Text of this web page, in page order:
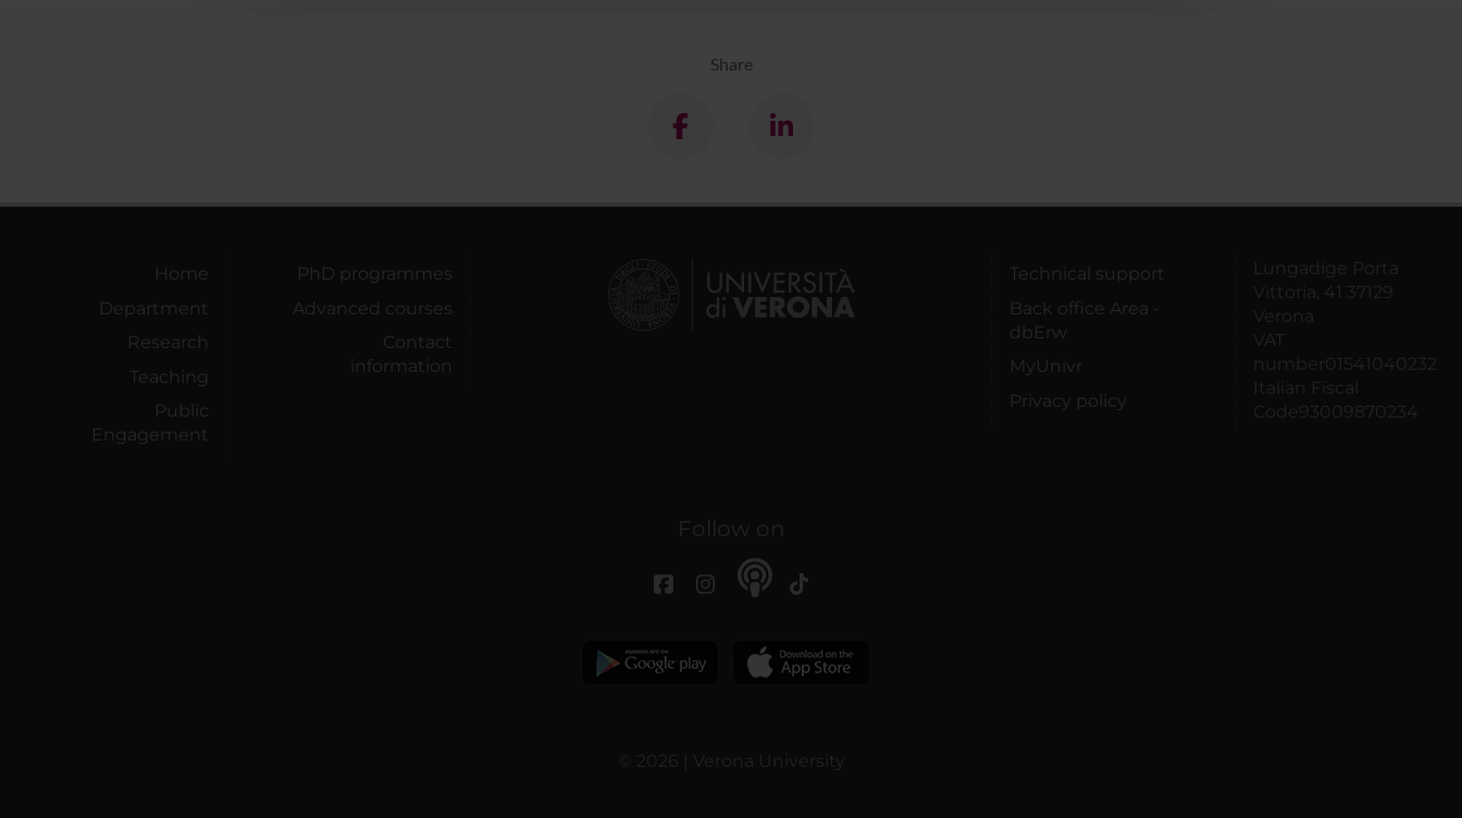
Share
Home
Department
Research
Teaching
Public
Engagement
PhD programmes
Advanced courses
Contact
information
Technical support
Back office Area -
dbErw
MyUnivr
Privacy policy
Lungadige Porta
Vittoria, 41 37129
Verona
VAT
number01541040232
Italian Fiscal
Code93009870234
Follow on
© 2026 | Verona University